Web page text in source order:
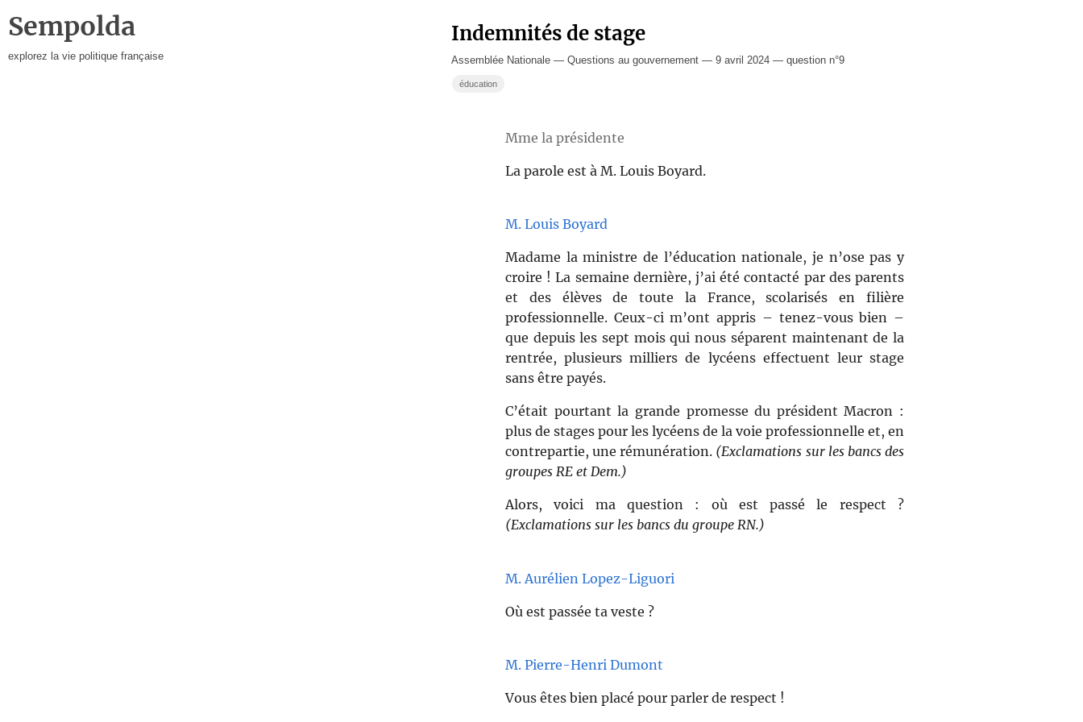
Sempolda
explorez la vie politique française
Indemnités de stage
Assemblée Nationale — Questions au gouvernement — 9 avril 2024 — question n°9
éducation
Mme la présidente
La parole est à M. Louis Boyard.
M. Louis Boyard
Madame la ministre de l’éducation nationale, je n’ose pas y
croire ! La semaine dernière, j’ai été contacté par des parents
et des élèves de toute la France, scolarisés en filière
professionnelle. Ceux-ci m’ont appris – tenez-vous bien –
que depuis les sept mois qui nous séparent maintenant de la
rentrée, plusieurs milliers de lycéens effectuent leur stage
sans être payés.
C’était pourtant la grande promesse du président Macron :
plus de stages pour les lycéens de la voie professionnelle et, en
contrepartie, une rémunération. (Exclamations sur les bancs des
groupes RE et Dem.)
Alors, voici ma question : où est passé le respect ?
(Exclamations sur les bancs du groupe RN.)
M. Aurélien Lopez-Liguori
Où est passée ta veste ?
M. Pierre-Henri Dumont
Vous êtes bien placé pour parler de respect !